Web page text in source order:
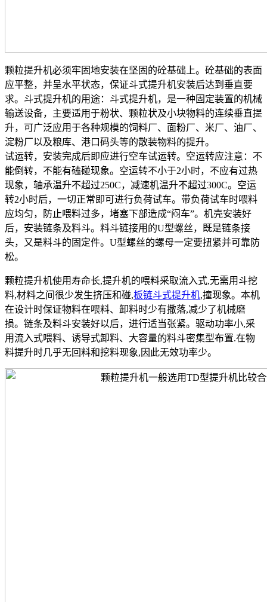
颗粒提升机必须牢固地安装在坚固的砼基础上。砼基础的表面
应平整，并呈水平状态，保证斗式提升机安装后达到垂直要
求。斗式提升机的用途：斗式提升机，是一种固定装置的机械
输送设备，主要适用于粉状、颗粒状及小块物料的连续垂直提
升，可广泛应用于各种规模的饲料厂、面粉厂、米厂、油厂、
淀粉厂以及粮库、港口码头等的散装物料的提升。
试运转，安装完成后即应进行空车试运转。空运转应注意：不
能倒转，不能有磕碰现象。空运转不小于2小时，不应有过热
现象，轴承温升不超过250C，减速机温升不超过300C。空运
转2小时后，一切正常即可进行负荷试车。带负荷试车时喂料
应均匀，防止喂料过多，堵塞下部造成“闷车”。机壳安装好
后，安装链条及料斗。料斗链接用的U型螺丝，既是链条接
头，又是料斗的固定件。U型螺丝的螺母一定要扭紧并可靠防
松。
颗粒提升机使用寿命长,提升机的喂料采取流入式,无需用斗挖
料,材料之间很少发生挤压和碰,板链斗式提升机,撞现象。本机
在设计时保证物料在喂料、卸料时少有撒落,减少了机械磨
损。链条及料斗安装好以后，进行适当张紧。驱动功率小,采
用流入式喂料、诱导式卸料、大容量的料斗密集型布置.在物
料提升时几乎无回料和挖料现象,因此无效功率少。